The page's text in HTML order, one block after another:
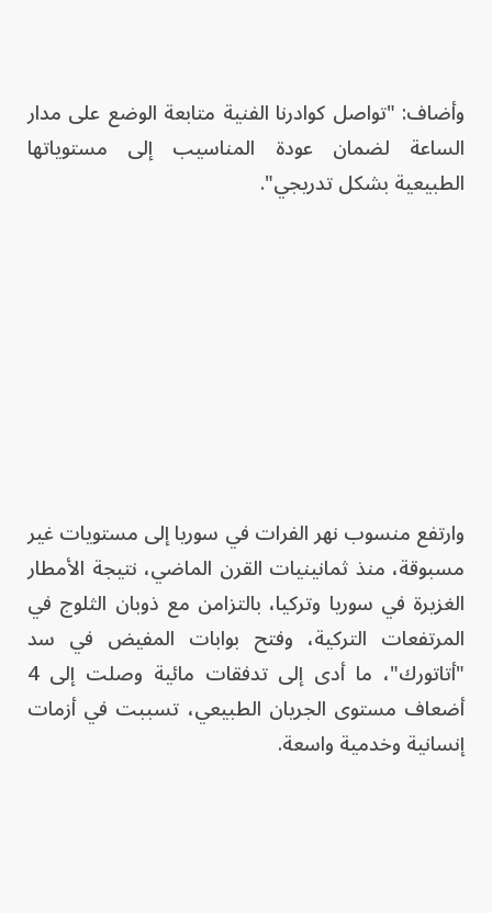
وأضاف: "‏تواصل كوادرنا الفنية متابعة الوضع على مدار
الساعة لضمان عودة ‏المناسيب إلى مستوياتها
الطبيعية بشكل تدريجي".
وارتفع منسوب نهر الفرات في سوريا إلى مستويات غير
مسبوقة، منذ ثمانينيات القرن الماضي، نتيجة الأمطار
الغزيرة في سوريا وتركيا، بالتزامن مع ذوبان الثلوج في
المرتفعات التركية، وفتح بوابات المفيض في سد
"أتاتورك"، ما أدى إلى تدفقات مائية وصلت إلى 4
أضعاف مستوى الجريان الطبيعي، تسببت في أزمات
إنسانية وخدمية واسعة.